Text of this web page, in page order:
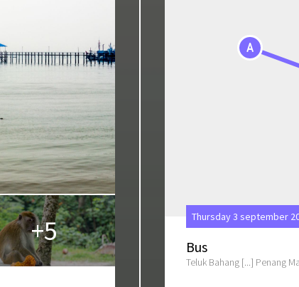
+5
A
Thursday 3 september
Bus
Teluk Bahang [...] Penang